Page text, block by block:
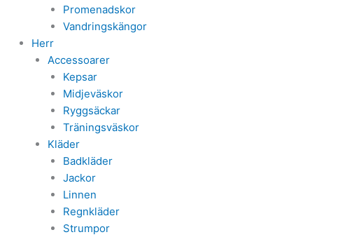
Promenadskor
Vandringskängor
Herr
Accessoarer
Kepsar
Midjeväskor
Ryggsäckar
Träningsväskor
Kläder
Badkläder
Jackor
Linnen
Regnkläder
Strumpor